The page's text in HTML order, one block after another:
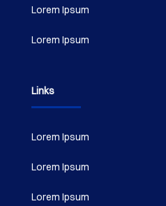
Lorem Ipsum
Lorem Ipsum
Links
Lorem Ipsum
Lorem Ipsum
Lorem Ipsum